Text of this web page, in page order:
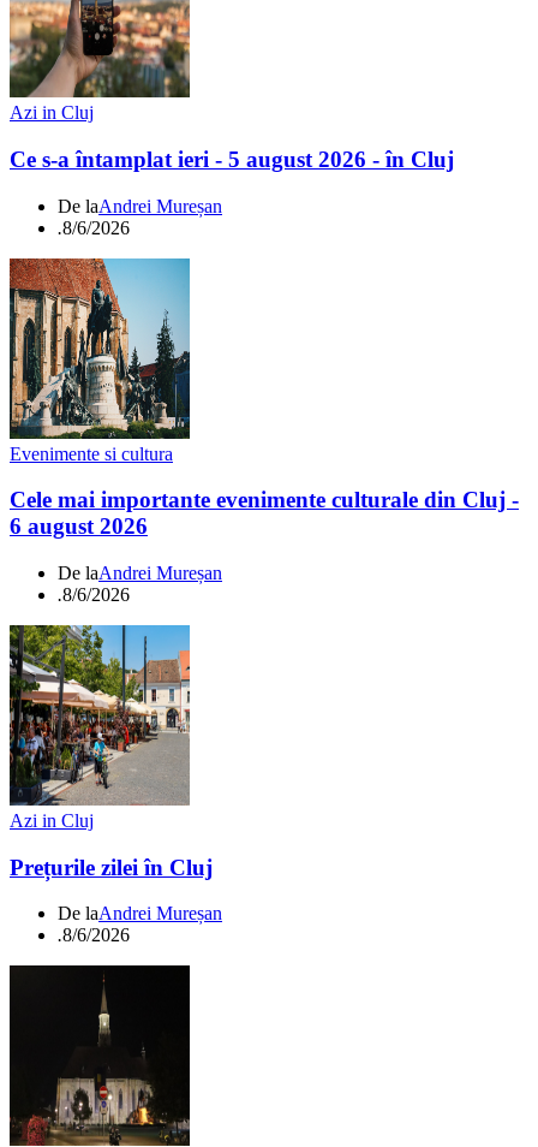
Azi in Cluj
Ce s-a întamplat ieri - 5 august 2026 - în Cluj
De laAndrei Mureșan
.8/6/2026
Evenimente si cultura
Cele mai importante evenimente culturale din Cluj -
6 august 2026
De laAndrei Mureșan
.8/6/2026
Azi in Cluj
Prețurile zilei în Cluj
De laAndrei Mureșan
.8/6/2026